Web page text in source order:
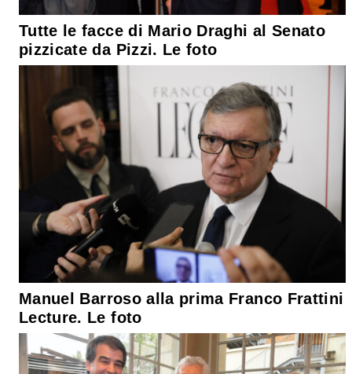
Tutte le facce di Mario Draghi al Senato
pizzicate da Pizzi. Le foto
Manuel Barroso alla prima Franco Frattini
Lecture. Le foto